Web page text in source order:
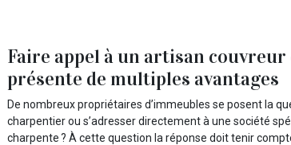
Faire appel à un artisan
présente de multiples avantages
De nombreux propriétaires d’immeubles se posent la
charpentier ou s’adresser directement à une société
charpente ? À cette question la réponse doit tenir